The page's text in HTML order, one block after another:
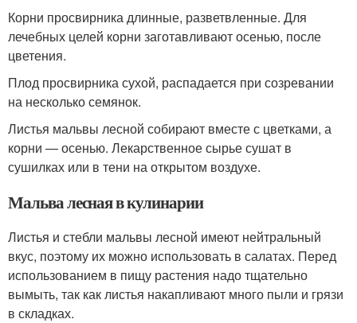
Корни просвирника длинные, разветвленные. Для
лечебных целей корни заготавливают осенью, после
цветения.
Плод просвирника сухой, распадается при созревании
на несколько семянок.
Листья мальвы лесной собирают вместе с цветками, а
корни — осенью. Лекарственное сырье сушат в
сушилках или в тени на открытом воздухе.
Мальва лесная в кулинарии
Листья и стебли мальвы лесной имеют нейтральный
вкус, поэтому их можно использовать в салатах. Перед
использованием в пищу растения надо тщательно
вымыть, так как листья накапливают много пыли и грязи
в складках.